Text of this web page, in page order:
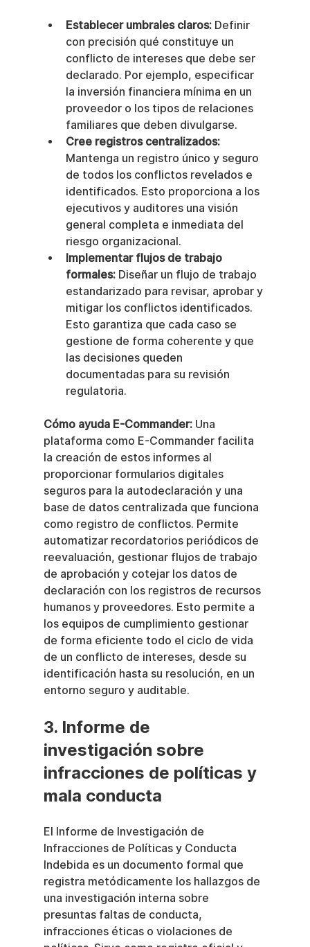
Establecer umbrales claros: Definir
con precisión qué constituye un
conflicto de intereses que debe ser
declarado. Por ejemplo, especificar
la inversión financiera mínima en un
proveedor o los tipos de relaciones
familiares que deben divulgarse.
Cree registros centralizados:
Mantenga un registro único y seguro
de todos los conflictos revelados e
identificados. Esto proporciona a los
ejecutivos y auditores una visión
general completa e inmediata del
riesgo organizacional.
Implementar flujos de trabajo
formales: Diseñar un flujo de trabajo
estandarizado para revisar, aprobar y
mitigar los conflictos identificados.
Esto garantiza que cada caso se
gestione de forma coherente y que
las decisiones queden
documentadas para su revisión
regulatoria.
Cómo ayuda E-Commander: Una
plataforma como E-Commander facilita
la creación de estos informes al
proporcionar formularios digitales
seguros para la autodeclaración y una
base de datos centralizada que funciona
como registro de conflictos. Permite
automatizar recordatorios periódicos de
reevaluación, gestionar flujos de trabajo
de aprobación y cotejar los datos de
declaración con los registros de recursos
humanos y proveedores. Esto permite a
los equipos de cumplimiento gestionar
de forma eficiente todo el ciclo de vida
de un conflicto de intereses, desde su
identificación hasta su resolución, en un
entorno seguro y auditable.
3. Informe de
investigación sobre
infracciones de políticas y
mala conducta
El Informe de Investigación de
Infracciones de Políticas y Conducta
Indebida es un documento formal que
registra metódicamente los hallazgos de
una investigación interna sobre
presuntas faltas de conducta,
infracciones éticas o violaciones de